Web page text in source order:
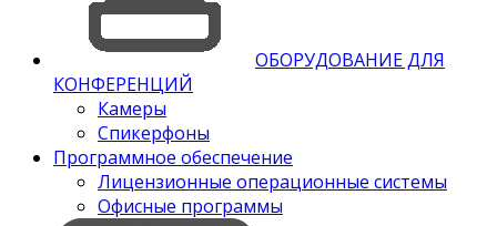
ОБОРУДОВАНИЕ ДЛЯ
КОНФЕРЕНЦИЙ
Камеры
Спикерфоны
Программное обеспечение
Лицензионные операционные системы
Офисные программы